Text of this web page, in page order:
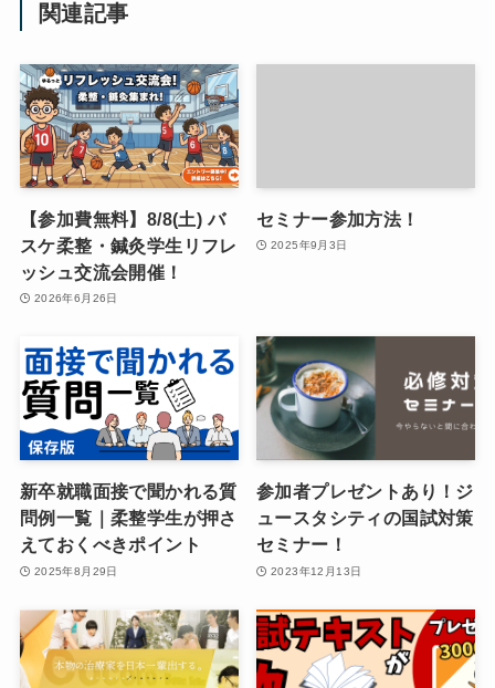
関連記事
【参加費無料】8/8(土) バ
スケ柔整・鍼灸学生リフレ
ッシュ交流会開催！
2026年6月26日
セミナー参加方法！
2025年9月3日
新卒就職面接で聞かれる質
問例一覧｜柔整学生が押さ
えておくべきポイント
2025年8月29日
参加者プレゼントあり！ジ
ュースタシティの国試対策
セミナー！
2023年12月13日